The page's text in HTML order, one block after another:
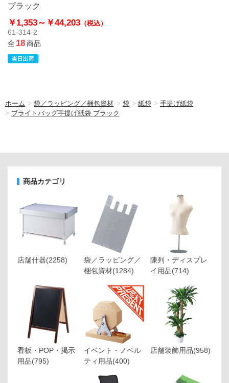
ブラック
￥1,353～ ￥44,203 （税込）
61-314-2
全18商品
ホーム >袋／ラッピング／梱包資材 > 袋 > 紙袋 > 手提げ紙袋
> ブライトバッグ手提げ紙袋 ブラック
商品カテゴリ
店舗什器(2258)
袋／ラッピング／
梱包資材(1284)
陳列・ディスプレ
イ用品(714)
看板・POP・掲示
用品(795)
イベント・ノベル
ティ用品(400)
店舗装飾用品(958)